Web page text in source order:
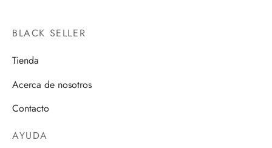
BLACK SELLER
Tienda
Acerca de nosotros
Contacto
AYUDA